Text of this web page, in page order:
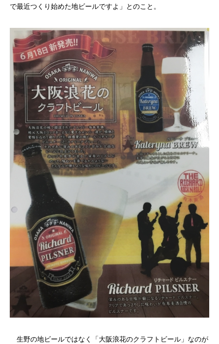
で最近つくり始めた地ビールですよ」とのこと。
生野の地ビールではなく「大阪浪花のクラフトビール」なのが